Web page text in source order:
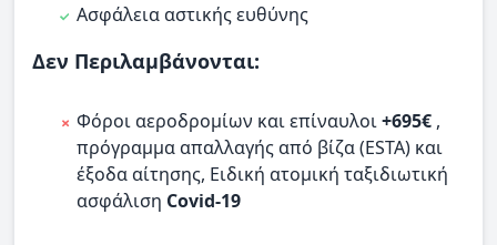
Ασφάλεια αστικής ευθύνης
Δεν Περιλαμβάνονται:
Φόροι αεροδρομίων και επίναυλοι+695€ ,
πρόγραμμα απαλλαγής από βίζα (ESTA) και
έξοδα αίτησης, Ειδική ατομική ταξιδιωτική
ασφάλιση Covid-19